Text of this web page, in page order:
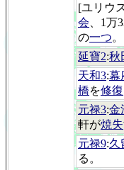
[ユリウ
会 、1万
の一つ。
延寶2:秋
天和3:幕
橋を修復
元禄3:金
軒が焼失
元禄9:久
る。